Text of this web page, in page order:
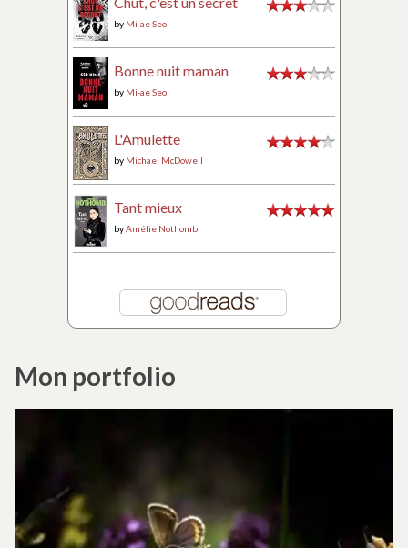
by Mi-ae Seo
Bonne nuit maman
by Mi-ae Seo
L'Amulette
by Michael McDowell
Tant mieux
byAmélie Nothomb
Mon portfolio